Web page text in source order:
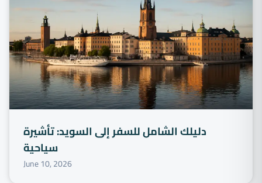
دليلك الشامل للسفر إلى السويد: تأشيرة
سياحية
June 10, 2026